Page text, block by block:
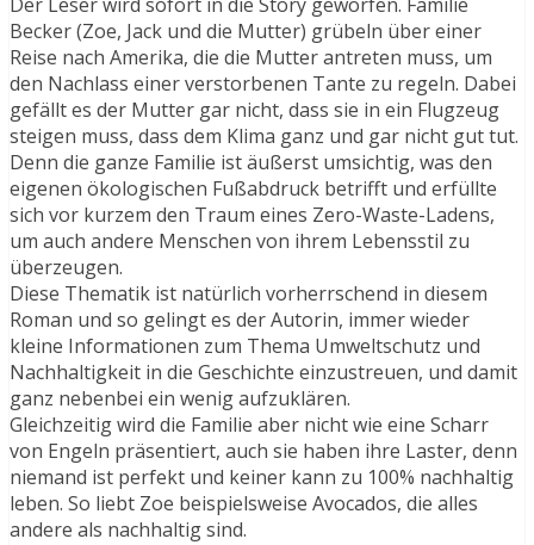
Becker (Zoe, Jack und die Mutter) grübeln über einer
Reise nach Amerika, die die Mutter antreten muss, um
den Nachlass einer verstorbenen Tante zu regeln. Dabei
gefällt es der Mutter gar nicht, dass sie in ein Flugzeug
steigen muss, dass dem Klima ganz und gar nicht gut tut.
Denn die ganze Familie ist äußerst umsichtig, was den
eigenen ökologischen Fußabdruck betrifft und erfüllte
sich vor kurzem den Traum eines Zero-Waste-Ladens,
um auch andere Menschen von ihrem Lebensstil zu
überzeugen.
Diese Thematik ist natürlich vorherrschend in diesem
Roman und so gelingt es der Autorin, immer wieder
kleine Informationen zum Thema Umweltschutz und
Nachhaltigkeit in die Geschichte einzustreuen, und damit
ganz nebenbei ein wenig aufzuklären.
Gleichzeitig wird die Familie aber nicht wie eine Scharr
von Engeln präsentiert, auch sie haben ihre Laster, denn
niemand ist perfekt und keiner kann zu 100% nachhaltig
leben. So liebt Zoe beispielsweise Avocados, die alles
andere als nachhaltig sind.